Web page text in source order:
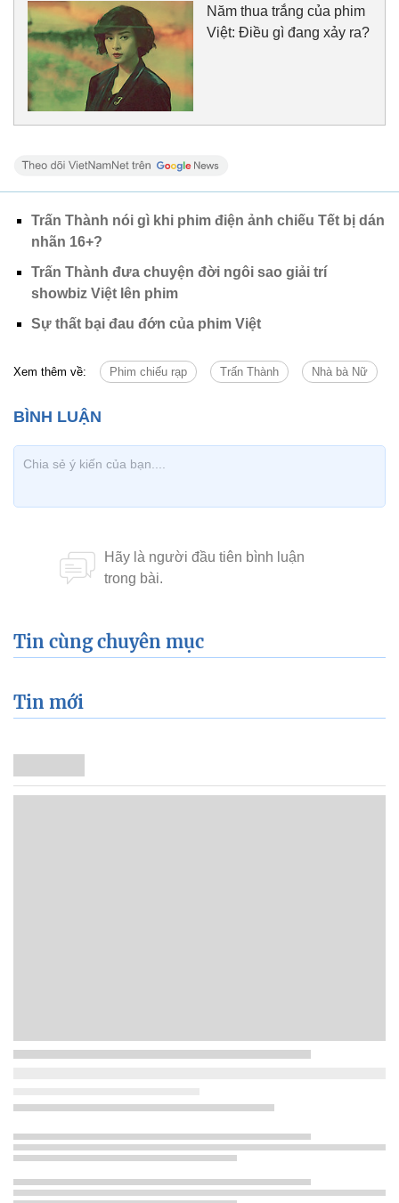
Năm thua trắng của phim
Việt: Điều gì đang xảy ra?
Trấn Thành nói gì khi phim điện ảnh chiếu Tết bị dán
nhãn 16+?
Trấn Thành đưa chuyện đời ngôi sao giải trí
showbiz Việt lên phim
Sự thất bại đau đớn của phim Việt
Xem thêm về: Phim chiếu rạp Trấn Thành Nhà bà Nữ
Tin cùng chuyên mục
Tin mới